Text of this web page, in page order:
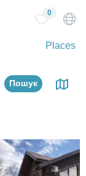
Places
0
Пошук